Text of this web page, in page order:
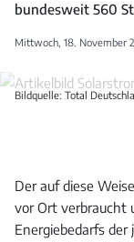
bundesweit 560
Mittwoch, 18. November
Bildquelle: Total
Der auf diese
vor Ort verbraucht
Energiebedarfs der